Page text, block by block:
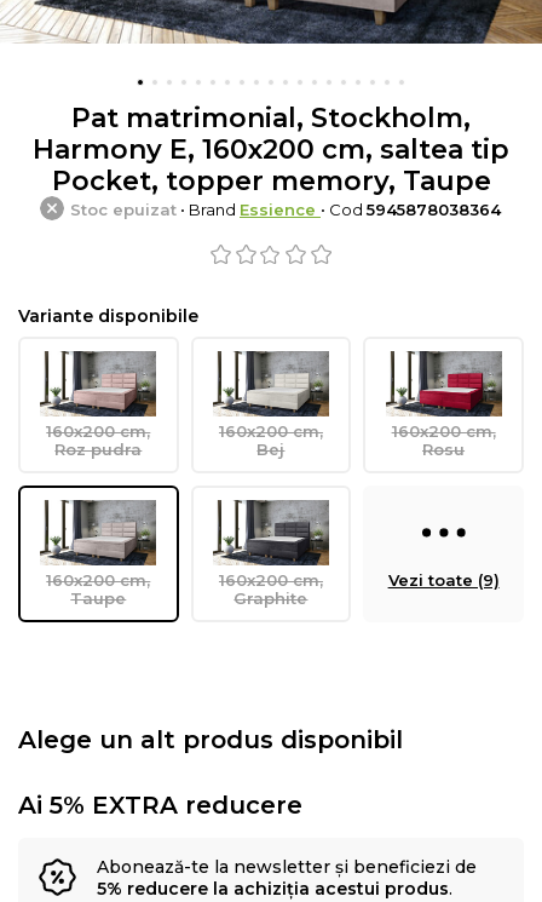
Pat matrimonial, Stockholm,
Harmony E, 160x200 cm, saltea tip
Pocket, topper memory, Taupe
Stoc epuizat • Brand Essience • Cod5945878038364
Variante disponibile
160x200 cm,
Roz pudra
160x200 cm,
Bej
160x200 cm,
Rosu
160x200 cm,
Taupe
160x200 cm,
Graphite
Vezi toate (9)
Alege un alt produs disponibil
Ai 5% EXTRA reducere
Abonează-te la newsletter și beneficiezi de
5% reducere la achiziția acestui produs.